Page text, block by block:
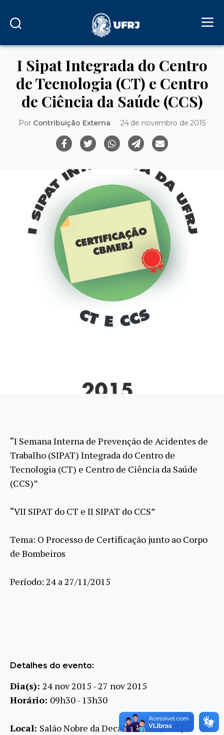
I Sipat Integrada do Centro
de Tecnologia (CT) e Centro
de Ciência da Saúde (CCS)
Por Contribuição Externa 24 de novembro de 2015
“I Semana Interna de Prevenção de Acidentes de
Trabalho (SIPAT) Integrada do Centro de
Tecnologia (CT) e Centro de Ciência da Saúde
(CCS)”
“VII SIPAT do CT e II SIPAT do CCS”
Tema: O Processo de Certificação junto ao Corpo
de Bombeiros
Período: 24 a 27/11/2015
Detalhes do evento:
Dia(s): 24 nov 2015 - 27 nov 2015
Horário: 09h30 - 13h30
Local: Salão Nobre da Decania do CT/UFRJ